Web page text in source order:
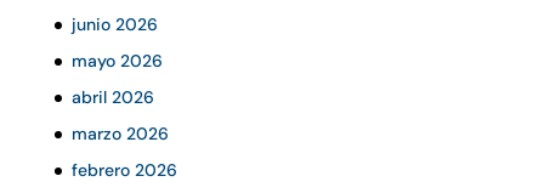
junio 2026
mayo 2026
abril 2026
marzo 2026
febrero 2026